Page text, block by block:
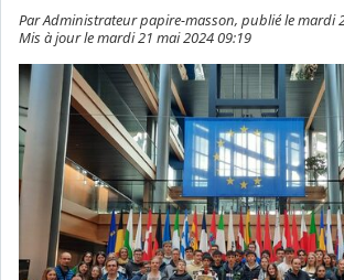
Par Administrateur papire-masson, publié le mardi
Mis à jour le mardi 21 mai 2024 09:19